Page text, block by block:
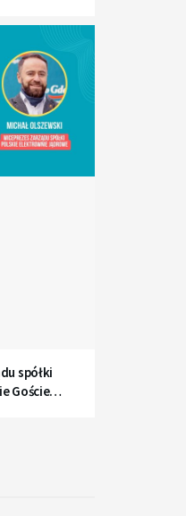
spółki
Gościem